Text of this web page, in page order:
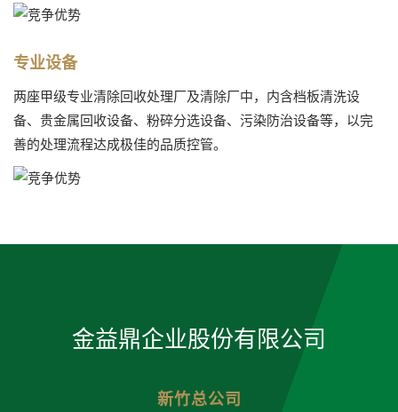
专业设备
两座甲级专业清除回收处理厂及清除厂中，内含档板清洗设
备、贵金属回收设备、粉碎分选设备、污染防治设备等，以完
善的处理流程达成极佳的品质控管。
金益鼎企业股份有限公司
新竹总公司